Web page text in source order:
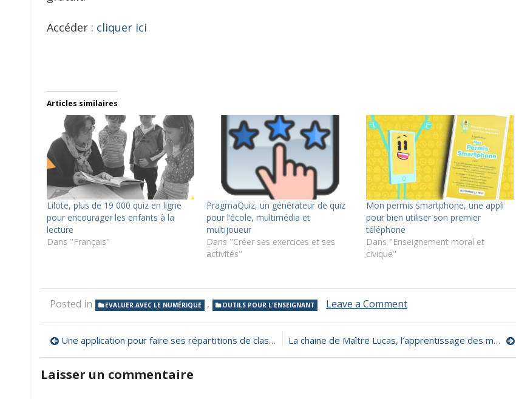
Accéder : cliquer ici
Articles similaires
Lilote, plus de 19 000 quiz en ligne
pour encourager les enfants à la
lecture
Dans "Français"
PragmaQuiz, un générateur de quiz
pour l’école, multimédia et
multijoueur
Dans "Créer ses exercices et ses
activités"
Mon permis smartphone, une appli
pour bien utiliser son premier
téléphone
Dans "Enseignement moral et
civique"
Posted in EVALUER AVEC LE NUMÉRIQUE , OUTILS POUR L'ENSEIGNANT Leave a Commenton
des
quiz
Navigation
de
l’article
Une application pour faire ses répartitions de classes La chaine de Maître Lucas, l’apprentissage des maths, du français et des sciences par la vidéo
Laisser un commentaire